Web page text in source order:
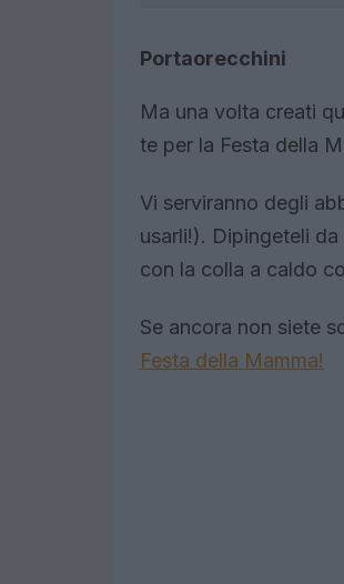
Portaorecchini
Ma una volta creati
te per la Festa della
Vi serviranno degli
usarli!). Dipingeteli
con la colla a caldo
Se ancora non siete
Festa della Mamma!